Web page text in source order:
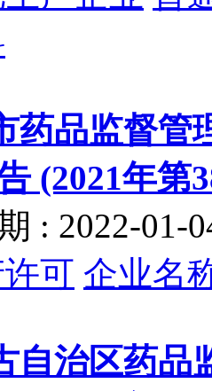
药品监督管
(2021年第
: 2022-01-
可 企业名
自治区药品